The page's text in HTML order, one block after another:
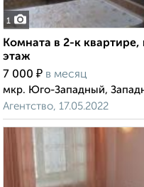
1
Комната в 2-к
этаж
7 000 ₽ в месяц
мкр. Юго-Западный,
Агентство, 17.05.2022